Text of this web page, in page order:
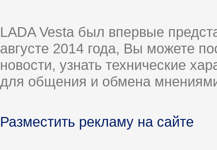
LADA Vesta был впервые
августе 2014 года, Вы можете
новости, узнать технические
для общения и обмена
Разместить рекламу на сайте